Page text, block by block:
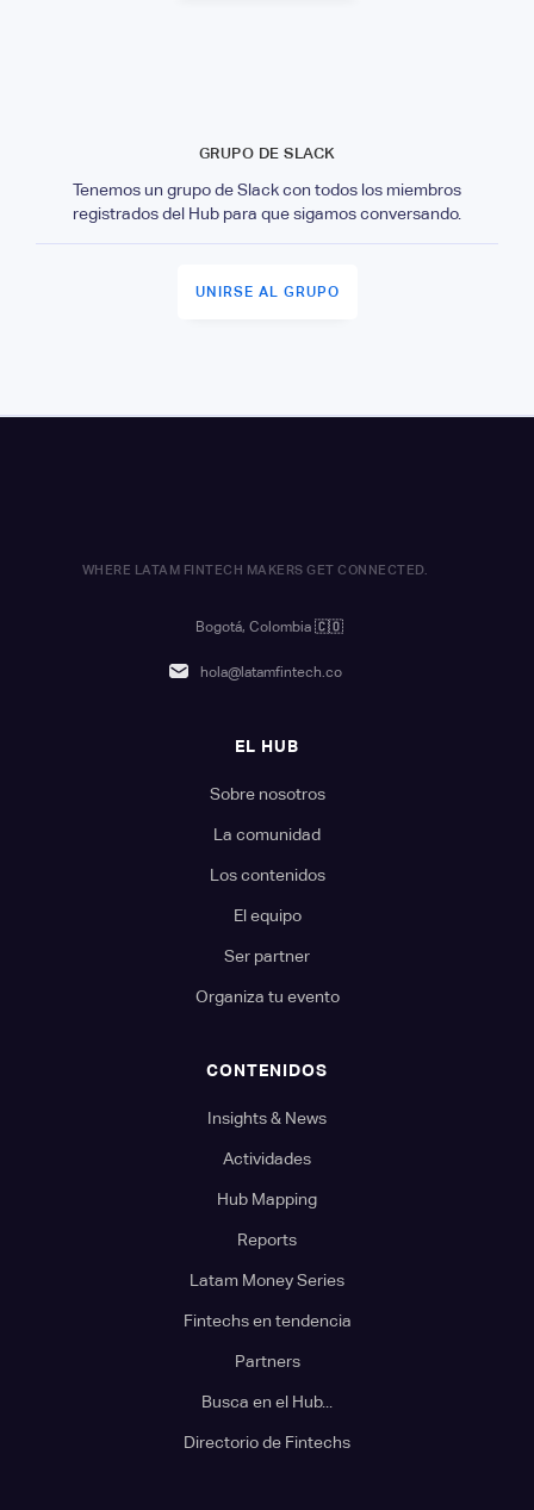
GRUPO DE SLACK
Tenemos un grupo de Slack con todos los miembros
registrados del Hub para que sigamos conversando.
UNIRSE AL GRUPO
WHERE LATAM FINTECH MAKERS GET CONNECTED.
Bogotá, Colombia 🇨🇴
hola@latamfintech.co
EL HUB
Sobre nosotros
La comunidad
Los contenidos
El equipo
Ser partner
Organiza tu evento
CONTENIDOS
Insights & News
Actividades
Hub Mapping
Reports
Latam Money Series
Fintechs en tendencia
Partners
Busca en el Hub...
Directorio de Fintechs